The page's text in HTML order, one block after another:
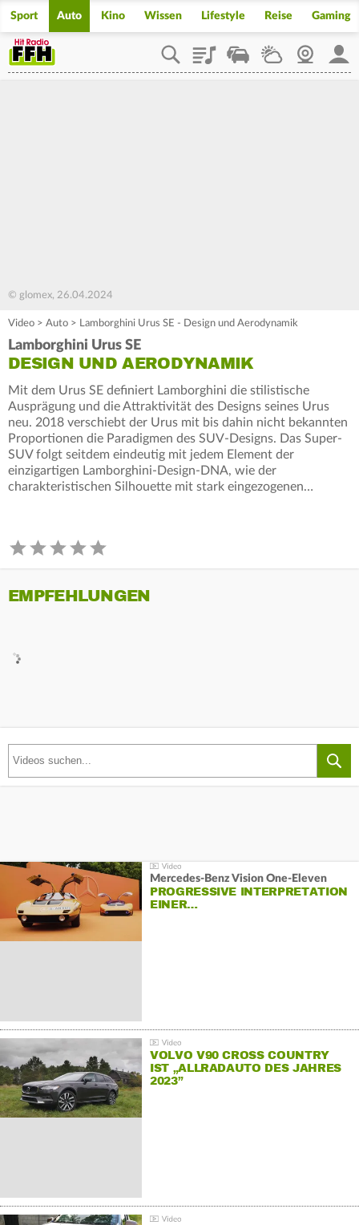
Sport Auto Kino Wissen Lifestyle Reise Gaming
PlaylistStaupilotWetterWebcam
© glomex, 26.04.2024
Video > Auto > Lamborghini Urus SE - Design und Aerodynamik
Lamborghini Urus SE
DESIGN UND AERODYNAMIK
Mit dem Urus SE definiert Lamborghini die stilistische
Ausprägung und die Attraktivität des Designs seines Urus
neu. 2018 verschiebt der Urus mit bis dahin nicht bekannten
Proportionen die Paradigmen des SUV-Designs. Das Super-
SUV folgt seitdem eindeutig mit jedem Element der
einzigartigen Lamborghini-Design-DNA, wie der
charakteristischen Silhouette mit stark eingezogenen…
EMPFEHLUNGEN
Mercedes-Benz Vision One-Eleven
PROGRESSIVE INTERPRETATION
EINER…
VOLVO V90 CROSS COUNTRY
IST „ALLRADAUTO DES JAHRES
2023”